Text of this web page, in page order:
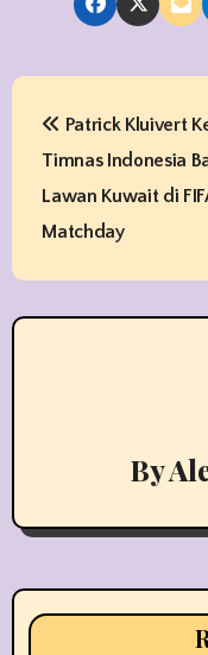
P
n
a
a
t
Patrick Kluivert
Timnas Indonesia
Lawan Kuwait di
Matchday
By